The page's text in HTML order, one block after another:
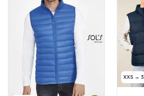
XXS →